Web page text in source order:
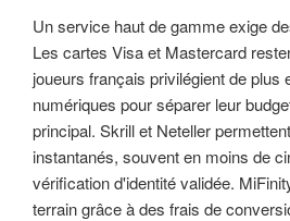
Un service haut de gamme exige
Les cartes Visa et Mastercard
joueurs français privilégient de plus
numériques pour séparer leur
principal. Skrill et Neteller
instantanés, souvent en moins de
vérification d'identité validée.
terrain grâce à des frais de